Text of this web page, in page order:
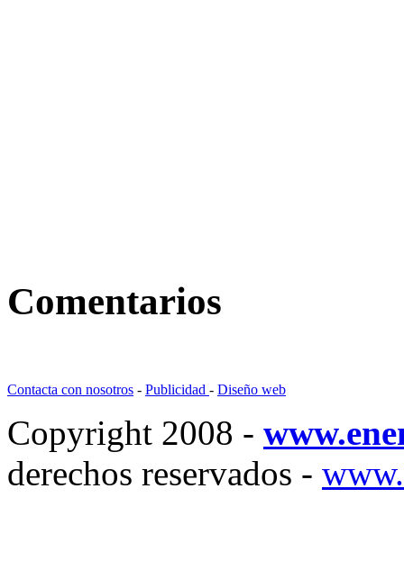
Comentarios
Contacta con nosotros - Publicidad - Diseño web
Copyright 2008 -
derechos reservados -